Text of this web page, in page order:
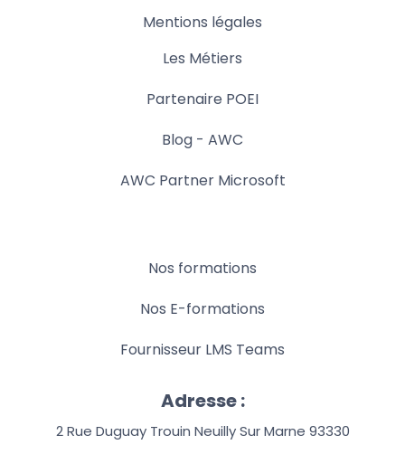
Mentions légales
Les Métiers
Partenaire POEI
Blog - AWC
AWC Partner Microsoft
Nos formations
Nos E-formations
Fournisseur LMS Teams
Adresse :
2 Rue Duguay Trouin Neuilly Sur Marne 93330